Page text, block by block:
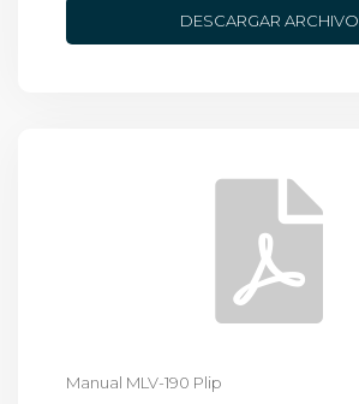
DESCARGAR ARCHIVO
Manual MLV-190 Plip